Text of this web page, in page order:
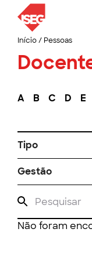
Início/ Pessoas
A B C D E
Tipo
Gestão
Não foram